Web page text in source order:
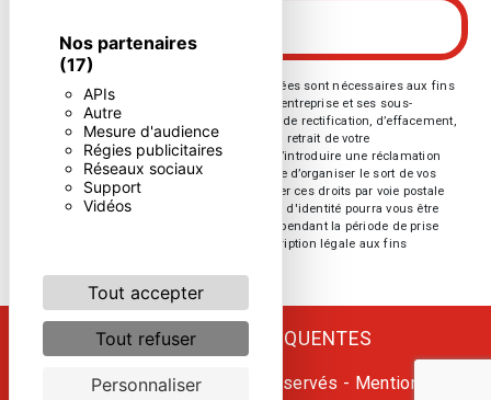
Nos partenaires
(17)
APIs
Autre
Mesure d'audience
Régies publicitaires
Réseaux sociaux
Support
Vidéos
Tout accepter
Tout refuser
Personnaliser
** Les données personnelles communiquées sont nécessaires aux fins
de vous contacter. Elles sont destinées à l'entreprise et ses sous-
traitants. Vous disposez de droits d’accès, de rectification, d’effacement,
de portabilité, de limitation, d’opposition, de retrait de votre
consentement à tout moment et du droit d’introduire une réclamation
auprès d’une autorité de contrôle, ainsi que d’organiser le sort de vos
données post-mortem. Vous pouvez exercer ces droits par voie postale
ou par courrier électronique. Un justificatif d'identité pourra vous être
demandé. Nous conservons vos données pendant la période de prise
de contact puis pendant la durée de prescription légale aux fins
RECHERCHES FRÉQUENTES
Vistalid- 2026 - Tous droits réservés - Mentions